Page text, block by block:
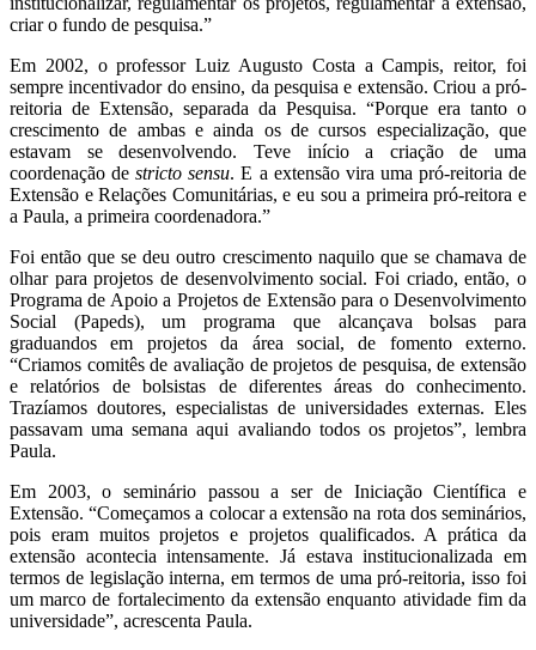
criar o fundo de pesquisa.”
Em 2002, o professor Luiz Augusto Costa a Campis, reitor, foi
sempre incentivador do ensino, da pesquisa e extensão. Criou a pró-
reitoria de Extensão, separada da Pesquisa. “Porque era tanto o
crescimento de ambas e ainda os de cursos especialização, que
estavam se desenvolvendo. Teve início a criação de uma
coordenação destricto sensu. E a extensão vira uma pró-reitoria de
Extensão e Relações Comunitárias, e eu sou a primeira pró-reitora e
a Paula, a primeira coordenadora.”
Foi então que se deu outro crescimento naquilo que se chamava de
olhar para projetos de desenvolvimento social. Foi criado, então, o
Programa de Apoio a Projetos de Extensão para o Desenvolvimento
Social (Papeds), um programa que alcançava bolsas para
graduandos em projetos da área social, de fomento externo.
“Criamos comitês de avaliação de projetos de pesquisa, de extensão
e relatórios de bolsistas de diferentes áreas do conhecimento.
Trazíamos doutores, especialistas de universidades externas. Eles
passavam uma semana aqui avaliando todos os projetos”, lembra
Paula.
Em 2003, o seminário passou a ser de Iniciação Científica e
Extensão. “Começamos a colocar a extensão na rota dos seminários,
pois eram muitos projetos e projetos qualificados. A prática da
extensão acontecia intensamente. Já estava institucionalizada em
termos de legislação interna, em termos de uma pró-reitoria, isso foi
um marco de fortalecimento da extensão enquanto atividade fim da
universidade”, acrescenta Paula.